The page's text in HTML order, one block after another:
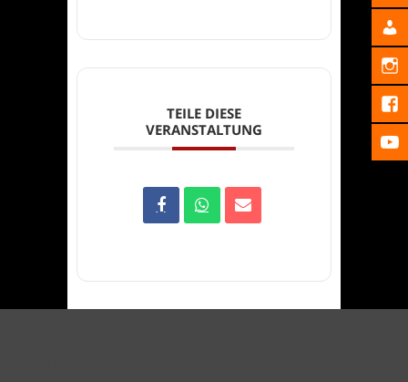
TEILE DIESE
VERANSTALTUNG